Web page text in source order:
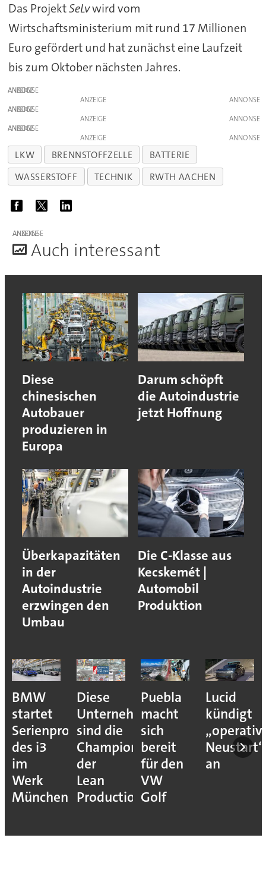
Das ProjektSeLvwird vom
Wirtschaftsministerium mit rund 17 Millionen
Euro gefördert und hat zunächst eine Laufzeit
bis zum Oktober nächsten Jahres.
ANZEIGE
ANZEIGE
ANZEIGE
ANZEIGE
ANZEIGE
ANZEIGE
LKW BRENNSTOFFZELLE
BATTERIE
WASSERSTOFF
TECHNIK RWTH AACHEN
ANZEIGE
Auch interessant
Diese
chinesischen
Autobauer
produzieren in
Europa
Darum schöpft
die Autoindustrie
jetzt Hoffnung
Überkapazitäten
in der
Autoindustrie
erzwingen den
Umbau
Die C-Klasse aus
Kecskemét |
Automobil
Produktion
Puebla
macht
sich
bereit
für den
VW
Golf
Lucid
kündigt
„operativen
Neustart“
an
Darum
schöpft
die
Autoindustrie
jetzt
Hoffnung
Das
von
BMW